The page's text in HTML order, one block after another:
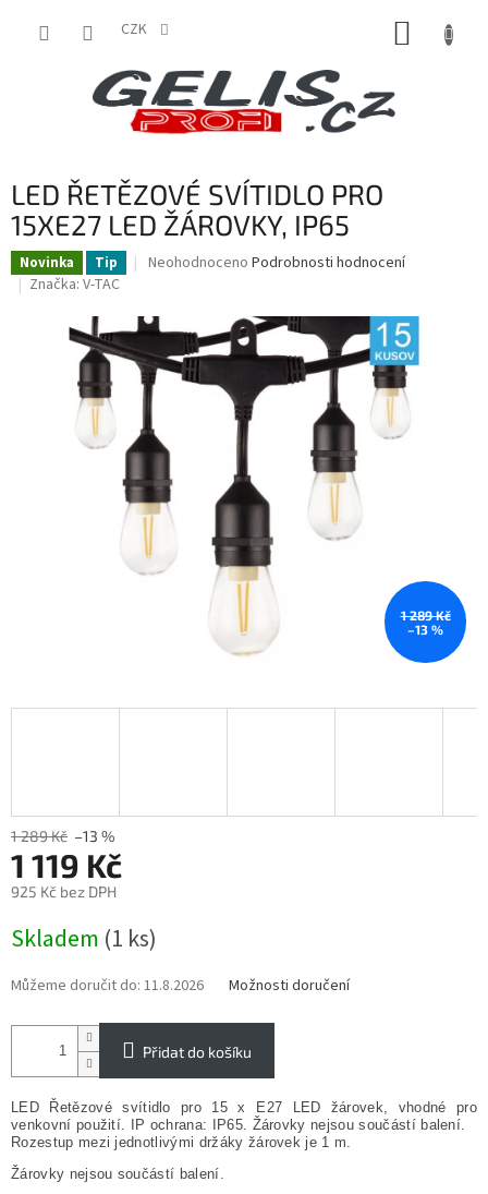
CZK
LED ŘETĚZOVÉ SVÍTIDLO PRO
15XE27 LED ŽÁROVKY, IP65
Novinka Tip
Průměrné
je
z
5
hvězdiček.
Neohodnoceno Podrobnosti hodnocení
Značka: V-TAC
1 289 Kč
–13 %
1 289 Kč –13 %
1 119 Kč
925 Kč bez DPH
cena:
Skladem (1 ks)
Můžeme doručit do: 11.8.2026 Možnosti doručení
Přidat do košíku
LED Řetězové svítidlo pro 15 x E27 LED žárovek, vhodné pro
venkovní použití. IP ochrana: IP65. Žárovky nejsou součástí balení.
Rozestup mezi jednotlivými držáky žárovek je 1 m.
Žárovky nejsou součástí balení.